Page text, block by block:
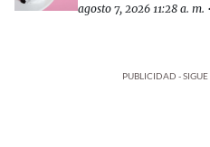
agosto 7, 2026 11:28 a. m. •
PUBLICIDAD -